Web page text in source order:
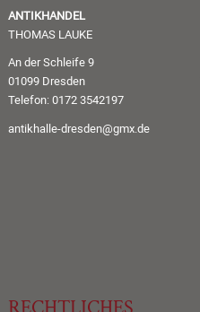
ANTIKHANDEL
THOMAS LAUKE
An der Schleife 9
01099 Dresden
Telefon: 0172 3542197
antikhalle-dresden@gmx.de